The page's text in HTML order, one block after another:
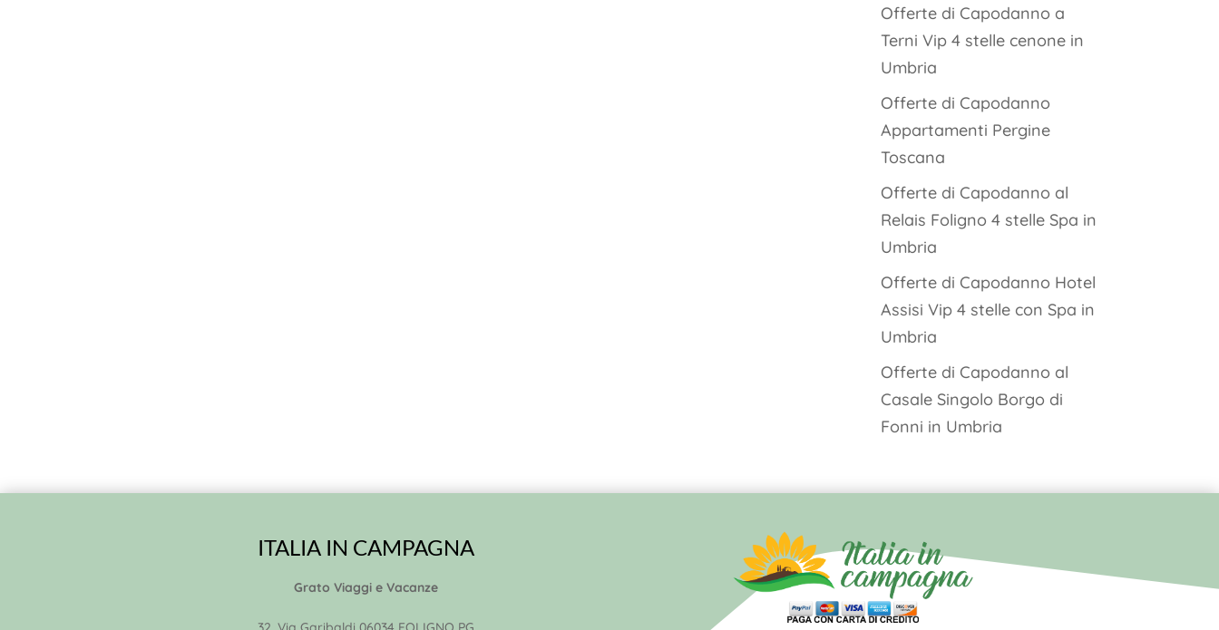
Offerte di Capodanno a
Terni Vip 4 stelle cenone in
Umbria
Offerte di Capodanno
Appartamenti Pergine
Toscana
Offerte di Capodanno al
Relais Foligno 4 stelle Spa in
Umbria
Offerte di Capodanno Hotel
Assisi Vip 4 stelle con Spa in
Umbria
Offerte di Capodanno al
Casale Singolo Borgo di
Fonni in Umbria
ITALIA IN CAMPAGNA
Grato Viaggi e Vacanze